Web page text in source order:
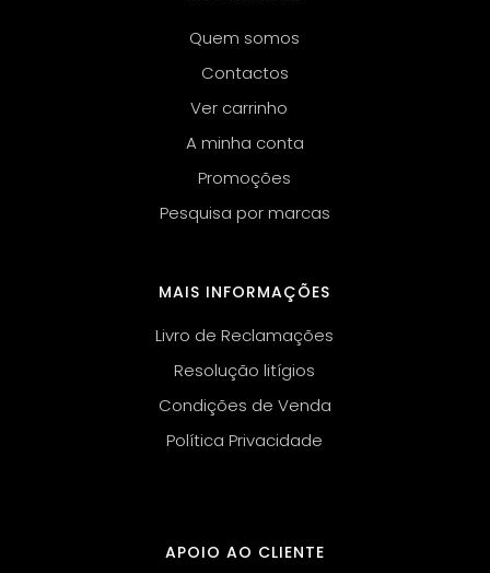
Quem somos
Contactos
Ver carrinho
A minha conta
Promoções
Pesquisa por marcas
MAIS INFORMAÇÕES
Livro de Reclamações
Resolução litígios
Condições de Venda
Política Privacidade
APOIO AO CLIENTE